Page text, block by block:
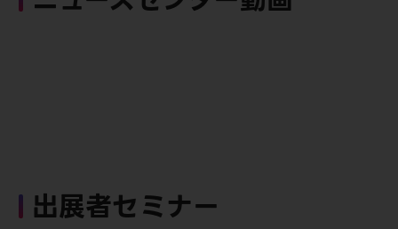
出展者セミナー